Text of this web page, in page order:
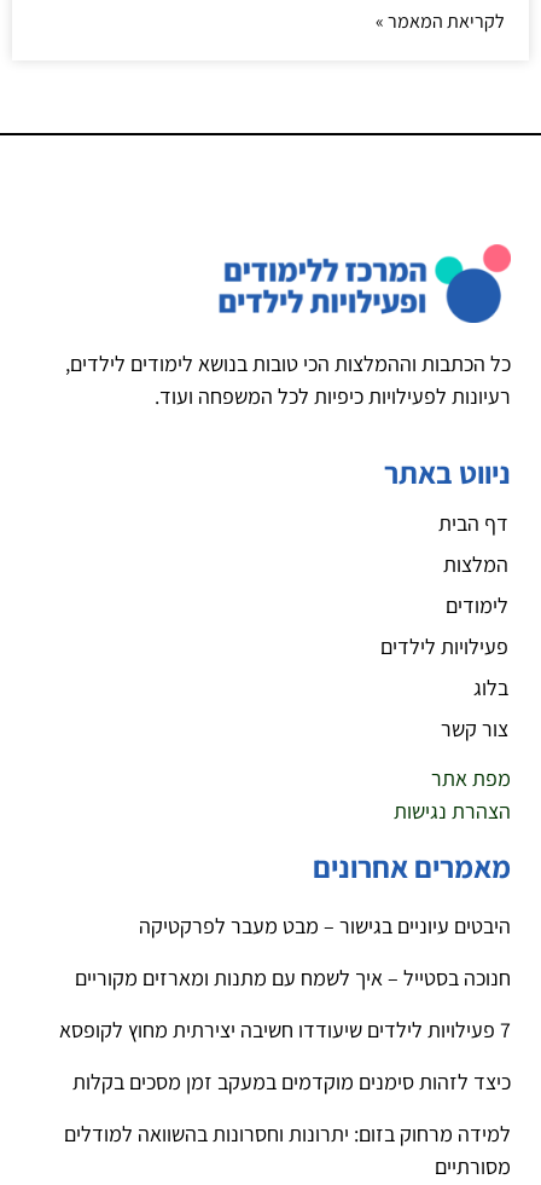
לקריאת המאמר »
כל הכתבות וההמלצות הכי טובות בנושא לימודים לילדים,
רעיונות לפעילויות כיפיות לכל המשפחה ועוד.
ניווט באתר
דף הבית
המלצות
לימודים
פעילויות לילדים
בלוג
צור קשר
מפת אתר
הצהרת נגישות
מאמרים אחרונים
היבטים עיוניים בגישור – מבט מעבר לפרקטיקה
חנוכה בסטייל – איך לשמח עם מתנות ומארזים מקוריים
7 פעילויות לילדים שיעודדו חשיבה יצירתית מחוץ לקופסא
כיצד לזהות סימנים מוקדמים במעקב זמן מסכים בקלות
למידה מרחוק בזום: יתרונות וחסרונות בהשוואה למודלים
מסורתיים